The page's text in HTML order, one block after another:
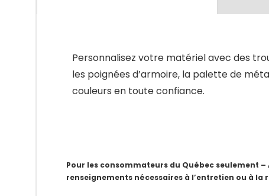
Personnalisez votre matériel avec des
les poignées d’armoire, la palette de
couleurs en toute confiance.
Pour les consommateurs du Québec seulement
renseignements nécessaires à l’entretien ou à